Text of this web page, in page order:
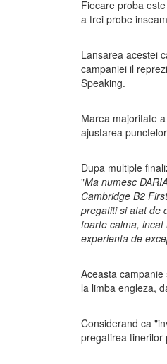
Fiecare proba
a trei probe
Lansarea acestei
campaniei il
Speaking.
Marea majoritate
ajustarea
Dupa multiple
"Ma numesc
Cambridge B2
pregatiti si atat de
foarte calma,
experienta de
Aceasta
la limba engleza,
Considerand ca
pregatirea tinerilor